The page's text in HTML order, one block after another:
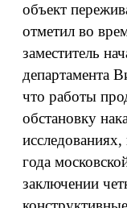
объект
отметил во
заместитель
департамента
что работы
обстановку
года
заключении